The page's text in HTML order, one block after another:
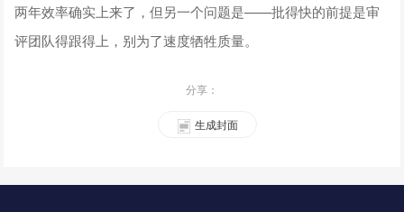
两年效率确实上来了，但另一个问题是——批得快的前提是审
评团队得跟得上，别为了速度牺牲质量。
分享：
生成封面